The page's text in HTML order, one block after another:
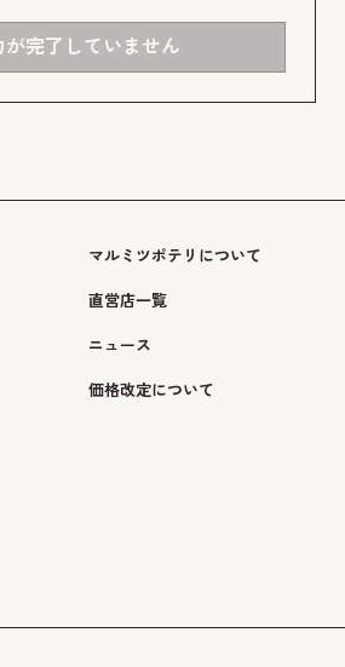
が完了していません
マルミツポテリについて
直営店一覧
ニュース
価格改定について